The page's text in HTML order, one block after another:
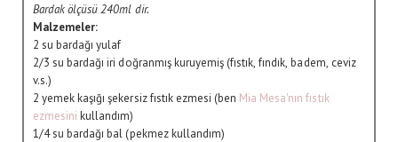
Bardak ölçüsü 240ml dir.
Malzemeler:
2 su bardağı yulaf
2/3 su bardağı iri doğranmış kuruyemiş (fıstık, fındık, badem, ceviz
v.s.)
2 yemek kaşığı şekersiz fıstık ezmesi (ben Mia Mesa'nın fıstık
ezmesini kullandım)
1/4 su bardağı bal (pekmez kullandım)